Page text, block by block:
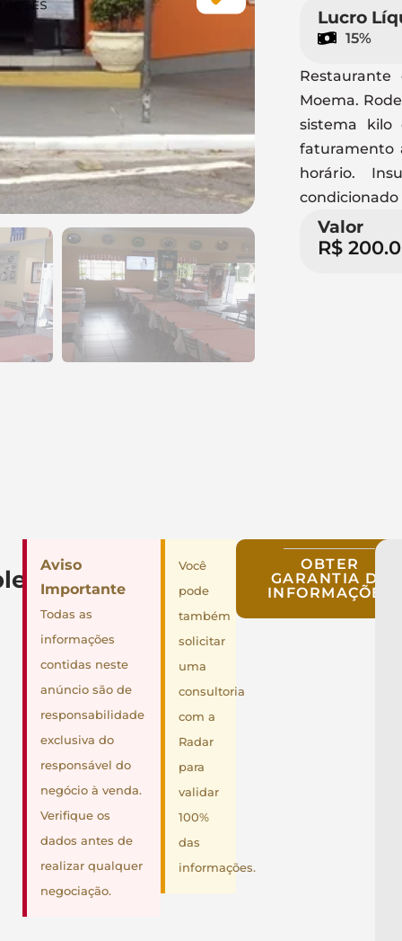
Lucro
15%
Moema.
sistema
faturamento
horário.
Valor
R$
Aviso
Importante
Todas as
informações
contidas neste
anúncio são de
responsabilidade
exclusiva do
responsável do
negócio à venda.
Verifique os
dados antes de
realizar qualquer
negociação.
Você
pode
também
solicitar
uma
consultoria
com a
Radar
para
validar
100%
das
informações.
OBTER
GARANTIA DE
INFORMAÇÕES